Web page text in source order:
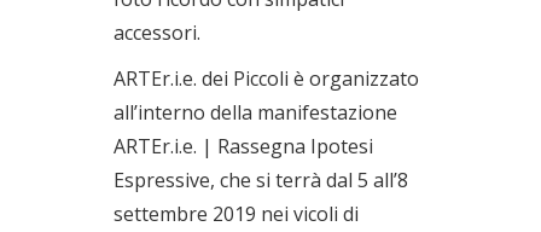
accessori.
ARTEr.i.e. dei Piccoli è organizzato
all’interno della manifestazione
ARTEr.i.e. | Rassegna Ipotesi
Espressive, che si terrà dal 5 all’8
settembre 2019 nei vicoli di